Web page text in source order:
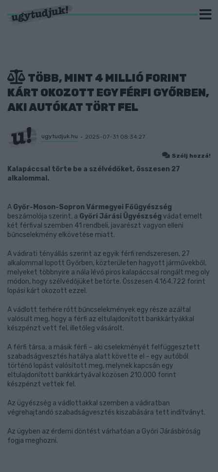
TÖBB, MINT 4 MILLIÓ FORINT
KÁRT OKOZOTT EGY FÉRFI GYŐRBEN,
AKI AUTÓKAT TÖRT FEL
ugytudjuk.hu 2025-07-31 08:34:27
Szólj hozzá!
Kalapáccsal törte be a szélvédőket, összesen 27
alkalommal.
A Győr-Moson-Sopron Vármegyei Főügyészség
beszámolója szerint, a Győri Járási Ügyészségvádat emelt
két férfival szemben 41 rendbeli, javarészt vagyon elleni
bűncselekmény elkövetése miatt.
A vádirati tényállás szerint az egyik férfi rendszeresen, 27
alkalommal lopott Győrben, közterületen hagyott járművekből,
melyeket többnyire a nála lévő piros kalapáccsal rongált meg oly
módon, hogy szélvédőjüket betörte. Összesen 4.164.722 forint
lopási kárt okozott ezzel.
A vádlott terhére rótt bűncselekmények egy része azáltal
valósult meg, hogy a férfi az eltulajdonított bankkártyákkal
készpénzt vett fel, illetőleg vásárolt.
A férfi társa, a másik férfi – aki cselekményét felfüggesztett
szabadságvesztés hatálya alatt követte el - egy autóból
történő lopást valósított meg, melynek kapcsán egy
eltulajdonított bankkártyával közösen 210.000 forint
készpénzt vettek fel.
Az ügyészség a vádlottakkal szemben a vádiratban
végrehajtandó szabadságvesztés kiszabására tett indítványt.
Az ügyben az érdemi döntést várhatóan a Győri Járásbíróság
fogja meghozni.